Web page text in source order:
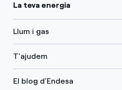
La teva energia
Llum i gas
T'ajudem
El blog d'Endesa